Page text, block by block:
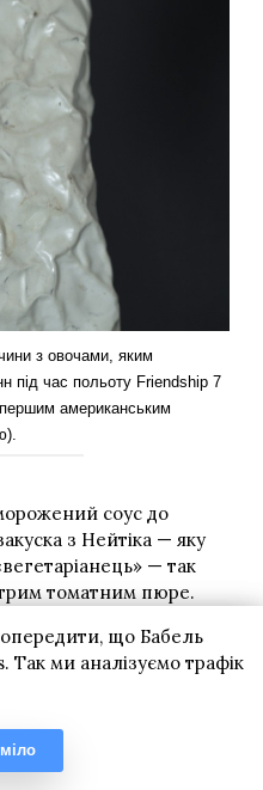
що Бабель
ми аналізуємо трафік